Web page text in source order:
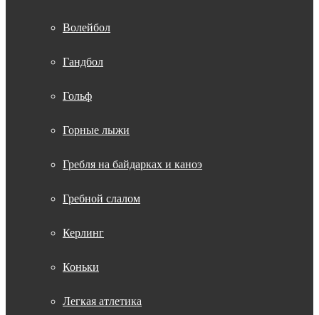
Волейбол
Гандбол
Гольф
Горные лыжи
Гребля на байдарках и каноэ
Гребной слалом
Керлинг
Коньки
Легкая атлетика